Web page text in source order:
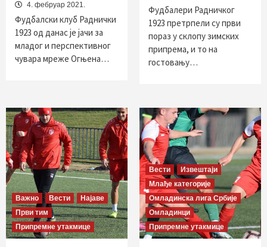
4. фебруар 2021.
Фудбалски клуб Раднички
1923 од данас је јачи за
младог и перспективног
чувара мреже Огњена…
Фудбалери Радничког
1923 претрпели су први
пораз у склопу зимских
припрема, и то на
гостовању…
Важно Вести
Најаве
Први тим
Припремне утакмице
Вести
Извештаји
Млађе категорије
Омладинска лига Србије
Омладинци
Припремне утакмице